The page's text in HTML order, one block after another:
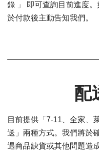
錄 」 即可查詢目前進度
於付款後主動告知我們。
配
目前提供「7-11、全家、
送」兩種方式。我們將於
遇商品缺貨或其他問題造